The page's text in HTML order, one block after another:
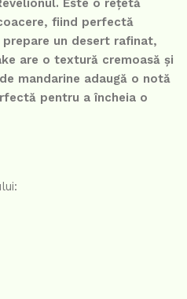
Este o rețetă
fiind perfectă
un desert rafinat,
are o textură cremoasă și
mandarine adaugă o notă
pentru a încheia o